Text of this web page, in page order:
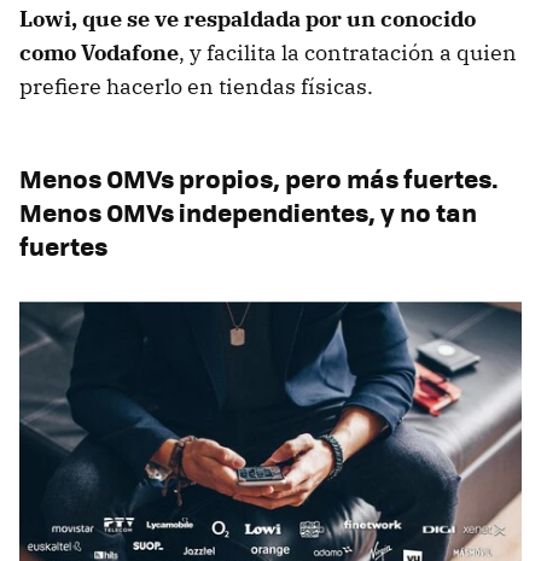
Lowi, que se ve respaldada por un conocido
como Vodafone, y facilita la contratación a quien
prefiere hacerlo en tiendas físicas.
Menos OMVs propios, pero más fuertes.
Menos OMVs independientes, y no tan
fuertes